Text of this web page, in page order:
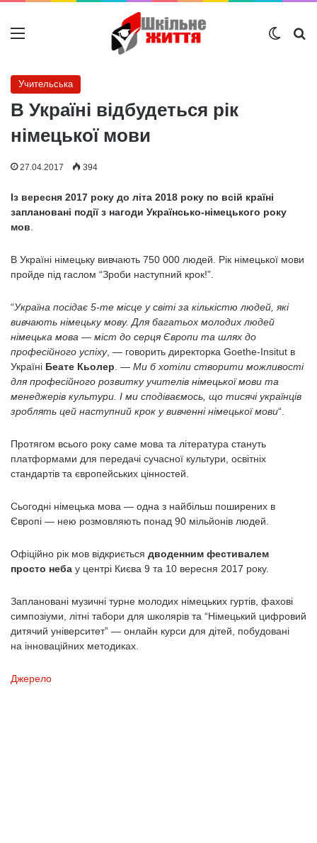
Меню
Учительська
В Україні відбудеться рік
німецької мови
27.04.2017 394
Із вересня 2017 року до літа 2018 року по всій країні
заплановані події з нагоди Українсько-німецького року
мов
В Україні німецьку вивчають 750 000 людей. Рік німецької мови
пройде під гаслом “Зроби наступний крок!”.
“Україна посідає 5-те місце у світі за кількістю людей, які
вивчають німецьку мову. Для багатьох молодих людей
німецька мова — міст до серця Європи та шлях до
професійного успіху, — говорить директорка Goethe-Insitut в
Україні Беате Кьолер . — Ми б хотіли створити можливості
для професійного розвитку учителів німецької мови та
менеджерів культури. І ми сподіваємось, що тисячі українців
зроблять цей наступний крок у вивченні німецької мови“.
Протягом всього року саме мова та література стануть
платформами для передачі сучасної культури, освітніх
стандартів та європейських цінностей.
Сьогодні німецька мова — одна з найбільш поширених в
Європі — нею розмовляють понад 90 мільйонів людей.
Офіційно рік мов відкриється дводенним фестивалем
просто неба у центрі Києва 9 та 10 вересня 2017 року.
Заплановані музичні турне молодих німецьких гуртів, фахові
симпозіуми, літні табори для школярів та “Німецький цифровий
дитячий університет” — онлайн курси для дітей, побудовані
на інноваційних методиках.
Джерело